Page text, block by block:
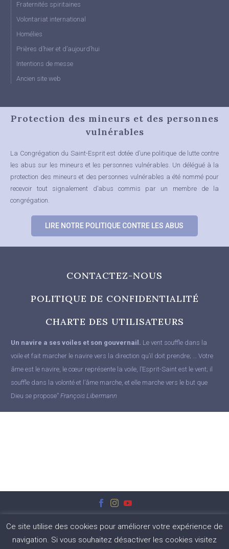
Fraternités spiritaines
Volontariat international
Homélies
Prières d’hier et d’aujourd’hui
Intentions de messe
Ancien site web
Protection des mineurs et des personnes
vulnérables
La Congrégation du Saint-Esprit est dotée d’une politique de lutte contre
les abus sur les mineurs et les personnes vulnérables. Un délégué à la
protection des mineurs et des personnes vulnérables a été nommé pour
recevoir tout signalement d’abus commis par un membre de la
congrégation.
LIRE NOTRE POLITIQUE CONTRE LES ABUS
CONTACTEZ-NOUS
POLITIQUE DE CONFIDENTIALITÉ
CHARTE DES UTILISATEURS
Un navire a ses voiles et son gouvernail. Le vent souffle dans la
voile et fait marcher le navire vers la direction qu’il doit prendre; … Votre
âme est le navire, le cœur représente la voile, l’Esprit-Saint est le vent; il
souffle dans la volonté et l’âme marche, et elle marche vers le but que
Dieu se propose” François Libermann
Ce site utilise des cookies pour améliorer votre expérience de
navigation. Si vous souhaitez désactiver les cookies visitez